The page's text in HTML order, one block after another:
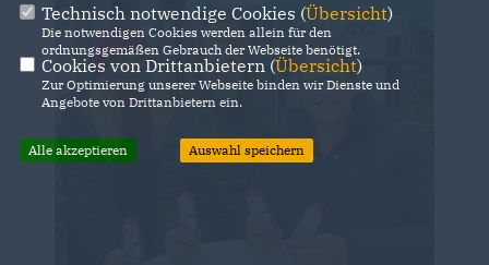
Technisch notwendige Cookies (Übersicht)
Die notwendigen Cookies werden allein für den
ordnungsgemäßen Gebrauch der Webseite benötigt.
Cookies von Drittanbietern (Übersicht)
Zur Optimierung unserer Webseite binden wir Dienste und
Angebote von Drittanbietern ein.
Alle akzeptieren Auswahl speichern